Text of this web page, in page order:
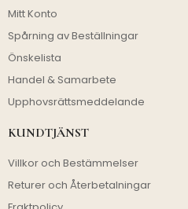
Mitt Konto
Spårning av Beställningar
Önskelista
Handel & Samarbete
Upphovsrättsmeddelande
KUNDTJÄNST
Villkor och Bestämmelser
Returer och Återbetalningar